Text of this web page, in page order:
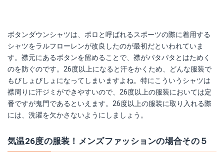
ボタンダウンシャツは、ポロと呼ばれるスポーツの際に着用する
シャツをラルフローレンが改良したのが最初だといわれていま
す。襟元にあるボタンを留めることで、襟がパタパタとはためく
のを防ぐのです。26度以上になると汗をかくため、どんな服装で
もびしょびしょになってしまいますよね。特にこういうシャツは
襟周りに汗ジミができやすいので、26度以上の服装においては定
番ですが鬼門であるといえます。26度以上の服装に取り入れる際
には、洗濯を欠かさないようにしましょう。
気温26度の服装！メンズファッションの場合その５